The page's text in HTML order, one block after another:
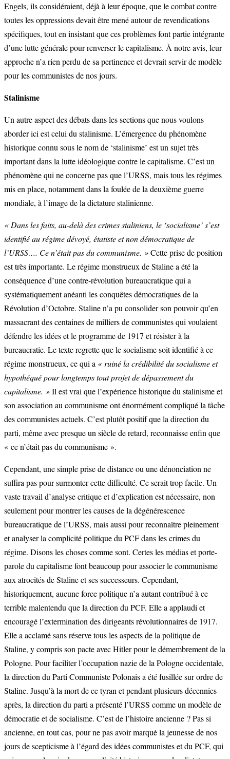
Engels, ils considéraient, déjà à leur époque, que le combat contre
toutes les oppressions devait être mené autour de revendications
spécifiques, tout en insistant que ces problèmes font partie intégrante
d’une lutte générale pour renverser le capitalisme. À notre avis, leur
approche n’a rien perdu de sa pertinence et devrait servir de modèle
pour les communistes de nos jours.
Stalinisme
Un autre aspect des débats dans les sections que nous voulons
aborder ici est celui du stalinisme. L’émergence du phénomène
historique connu sous le nom de ‘stalinisme’ est un sujet très
important dans la lutte idéologique contre le capitalisme. C’est un
phénomène qui ne concerne pas que l’URSS, mais tous les régimes
mis en place, notamment dans la foulée de la deuxième guerre
mondiale, à l’image de la dictature stalinienne.
« Dans les faits, au-delà des crimes staliniens, le ‘socialisme’ s’est
identifié au régime dévoyé, étatiste et non démocratique de
l’URSS…. Ce n’était pas du communisme. »Cette prise de position
est très importante. Le régime monstrueux de Staline a été la
conséquence d’une contre-révolution bureaucratique qui a
systématiquement anéanti les conquêtes démocratiques de la
Révolution d’Octobre. Staline n’a pu consolider son pouvoir qu’en
massacrant des centaines de milliers de communistes qui voulaient
défendre les idées et le programme de 1917 et résister à la
bureaucratie. Le texte regrette que le socialisme soit identifié à ce
régime monstrueux, ce qui a « ruiné la crédibilité du socialisme et
hypothéqué pour longtemps tout projet de dépassement du
capitalisme. »Il est vrai que l’expérience historique du stalinisme et
son association au communisme ont énormément compliqué la tâche
des communistes actuels. C’est plutôt positif que la direction du
parti, même avec presque un siècle de retard, reconnaisse enfin que
« ce n’était pas du communisme ».
Cependant, une simple prise de distance ou une dénonciation ne
suffira pas pour surmonter cette difficulté. Ce serait trop facile. Un
vaste travail d’analyse critique et d’explication est nécessaire, non
seulement pour montrer les causes de la dégénérescence
bureaucratique de l’URSS, mais aussi pour reconnaître pleinement
et analyser la complicité politique du PCF dans les crimes du
régime. Disons les choses comme sont. Certes les médias et porte-
parole du capitalisme font beaucoup pour associer le communisme
aux atrocités de Staline et ses successeurs. Cependant,
historiquement, aucune force politique n’a autant contribué à ce
terrible malentendu que la direction du PCF. Elle a applaudi et
encouragé l’extermination des dirigeants révolutionnaires de 1917.
Elle a acclamé sans réserve tous les aspects de la politique de
Staline, y compris son pacte avec Hitler pour le démembrement de la
Pologne. Pour faciliter l’occupation nazie de la Pologne occidentale,
la direction du Parti Communiste Polonais a été fusillée sur ordre de
Staline. Jusqu’à la mort de ce tyran et pendant plusieurs décennies
après, la direction du parti a présenté l’URSS comme un modèle de
démocratie et de socialisme. C’est de l’histoire ancienne ? Pas si
ancienne, en tout cas, pour ne pas avoir marqué la jeunesse de nos
jours de scepticisme à l’égard des idées communistes et du PCF, qui